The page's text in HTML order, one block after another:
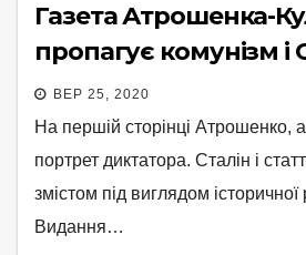
Газета Атрошенка-
пропагує комунізм і
ВЕР 25, 2020
На першій сторінці Атрошенко,
портрет диктатора. Сталін і
змістом під виглядом історичної
Видання…